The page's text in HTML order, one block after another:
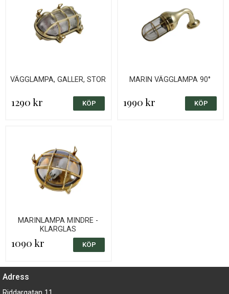
VÄGGLAMPA, GALLER, STOR
1290 kr
MARIN VÄGGLAMPA 90°
1990 kr
MARINLAMPA MINDRE -
KLARGLAS
1090 kr
Adress